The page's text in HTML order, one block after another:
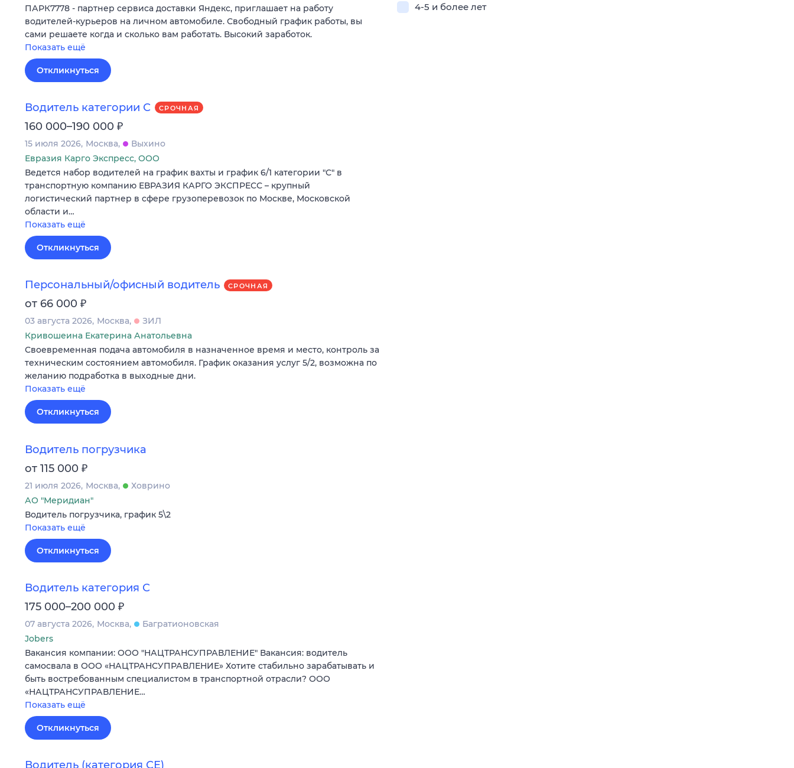
ПАРК7778 - партнер сервиса доставки Яндекс, приглашает на работу
водителей-курьеров на личном автомобиле. Свободный график работы, вы
сами решаете когда и сколько вам работать. Высокий заработок.
Показать ещё
Откликнуться
Водитель категории С СРОЧНАЯ
160 000–190 000 ₽
15 июля 2026 Москва
Выхино
Евразия Карго Экспресс, ООО
Ведется набор водителей на график вахты и график 6/1 категории "С" в
транспортную компанию ЕВРАЗИЯ КАРГО ЭКСПРЕСС – крупный
логистический партнер в сфере грузоперевозок по Москве, Московской
области и…
Показать ещё
Откликнуться
Персональный/офисный водитель СРОЧНАЯ
от 66 000 ₽
03 августа 2026 Москва
ЗИЛ
Кривошеина Екатерина Анатольевна
Своевременная подача автомобиля в назначенное время и место, контроль за
техническим состоянием автомобиля. График оказания услуг 5/2, возможна по
желанию подработка в выходные дни.
Показать ещё
Откликнуться
Водитель погрузчика
от 115 000 ₽
21 июля 2026 Москва
Ховрино
АО "Меридиан"
Водитель погрузчика, график 5\2
Показать ещё
Откликнуться
Водитель категория С
175 000–200 000 ₽
07 августа 2026 Москва
Багратионовская
Jobers
Вакансия компании: ООО "НАЦТРАНСУПРАВЛЕНИЕ" Вакансия: водитель
самосвала в ООО «НАЦТРАНСУПРАВЛЕНИЕ» Хотите стабильно зарабатывать и
быть востребованным специалистом в транспортной отрасли? ООО
«НАЦТРАНСУПРАВЛЕНИЕ…
Показать ещё
Откликнуться
Водитель (категория СЕ)
4-5 и более лет